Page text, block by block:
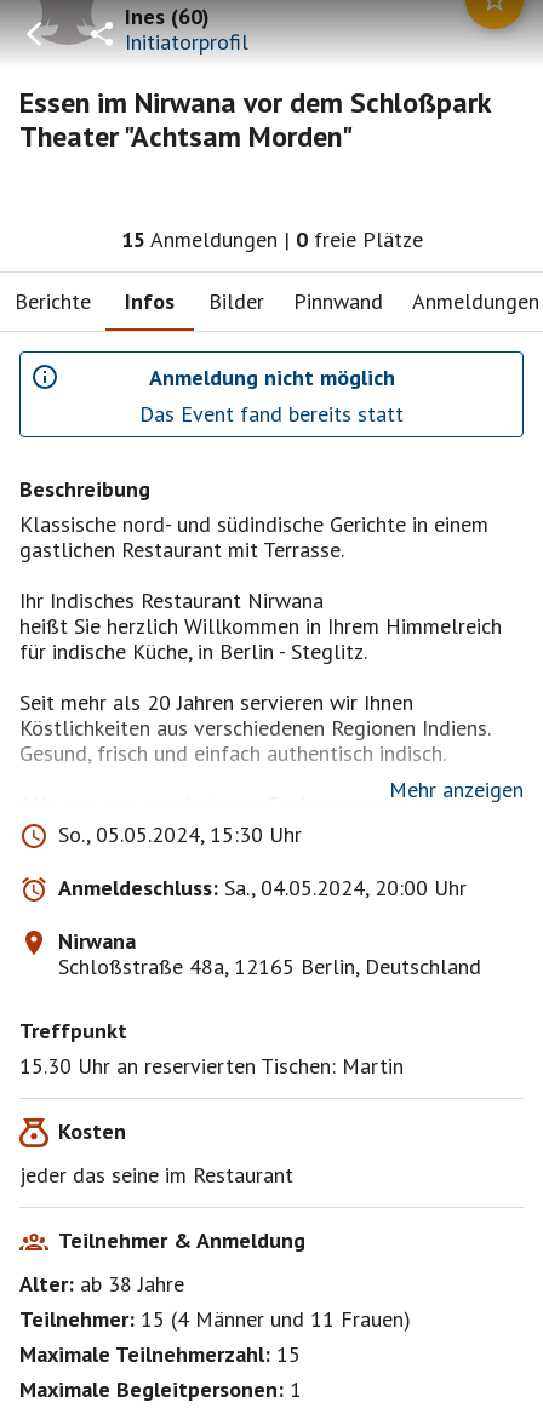
Ines(60)
Initiatorprofil
Essen im Nirwana vor dem Schloßpark
Theater "Achtsam Morden"
15 Anmeldungen | 0 freie Plätze
Berichte Infos Bilder Pinnwand Anmeldungen
Anmeldung nicht möglich
Das Event fand bereits statt
Beschreibung
Klassische nord- und südindische Gerichte in einem
gastlichen Restaurant mit Terrasse.
Ihr Indisches Restaurant Nirwana
heißt Sie herzlich Willkommen in Ihrem Himmelreich
für indische Küche, in Berlin - Steglitz.
Seit mehr als 20 Jahren servieren wir Ihnen
Köstlichkeiten aus verschiedenen Regionen Indiens.
Gesund, frisch und einfach authentisch indisch.
Alle von uns angebotenen Speisen werden täglich
frisch zubereitet - mit exotischen Gewürzen und
Zutaten in hoher Qualität.
Lassen Sie sich von uns verwöhnen, wir freuen uns auf
Ihren Besuch!
Wir bieten Ihnen unter anderem:
Ausreichend Patz für Ihre Feierlichkeiten
Leckere Cocktails, auch alkoholfrei, ab 5,50 €
Sie finden uns in unmittelbarer Nähe zum Adria Kino
schönen Kino- oder Theaterbesuch in unserem
indischen Restaurant beginnen oder ausklingen.
Mehr anzeigen
So., 05.05.2024, 15:30 Uhr
Anmeldeschluss: Sa., 04.05.2024, 20:00 Uhr
Nirwana
Schloßstraße 48a, 12165 Berlin, Deutschland
Treffpunkt
15.30 Uhr an reservierten Tischen: Martin
Kosten
jeder das seine im Restaurant
Teilnehmer & Anmeldung
Alter: ab 38Jahre
Teilnehmer: 15 (4 Männer und 11 Frauen)
Maximale Teilnehmerzahl: 15
Maximale Begleitpersonen: 1